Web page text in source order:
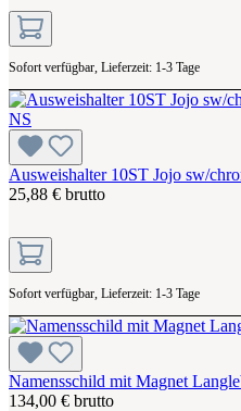
Sofort verfügbar, Lieferzeit: 1-3 Tage
Ausweishalter 10ST Jojo sw/
25,88 € brutto
Sofort verfügbar, Lieferzeit: 1-3 Tage
Namensschild mit Magnet
134,00 € brutto